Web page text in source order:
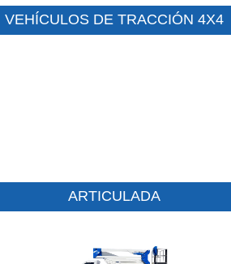
VEHÍCULOS DE TRACCIÓN 4X4
ARTICULADA